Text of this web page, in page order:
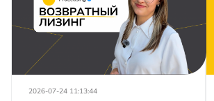
2026-07-24 11:13:44